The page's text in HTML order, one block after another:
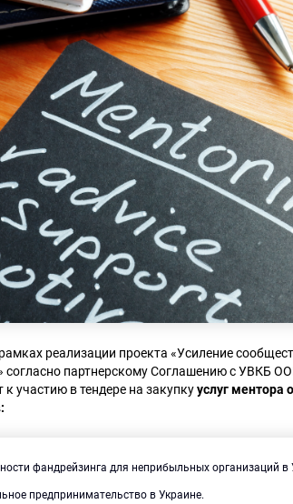
реализации проекта «Усиление
согласно партнерскому Соглашению с УВКБ
к участию в тендере на закупкууслуг ментора
фандрейзинга для неприбыльных организаций в
предпринимательство в Украине.